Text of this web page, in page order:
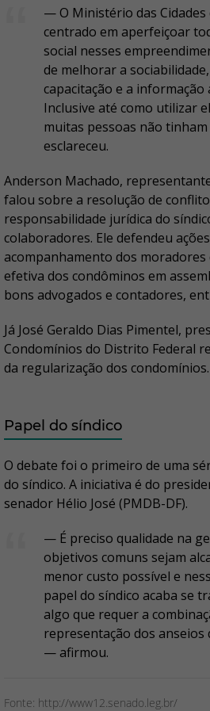
— O Ministério das
centrado em aperfeiçoar
social nesses
de melhorar a
capacitação e a informação
Inclusive até como utilizar
muitas pessoas não
esclareceu.
Anderson Machado,
falou sobre a resolução de
responsabilidade jurídica do
colaboradores. Ele defendeu
acompanhamento dos moradores
efetiva dos condôminos em
bons advogados e contadores,
Já José Geraldo Dias Pimentel,
Condomínios do Distrito Federal
da regularização dos condomínios.
Papel do síndico
O debate foi o primeiro de uma
do síndico. A iniciativa é do
senador Hélio José (PMDB-DF).
— É preciso qualidade na
objetivos comuns sejam
menor custo possível e
papel do síndico acaba se
algo que requer a
representação dos anseios
— afirmou.
Fonte: http://www12.senado.leg.br/